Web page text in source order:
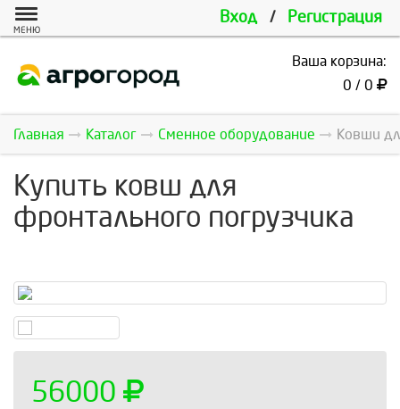
Вход / Регистрация
МЕНЮ
Ваша корзина:
0 / 0
Главная Каталог Сменное оборудование Ковши
Купить ковш для
фронтального погрузчика
56000